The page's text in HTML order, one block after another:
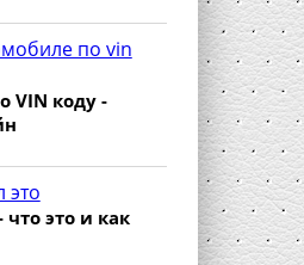
VIN коду -
это и как